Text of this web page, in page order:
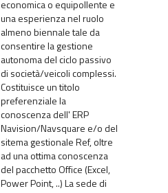
economica o equipollente e
una esperienza nel ruolo
almeno biennale tale da
consentire la gestione
autonoma del ciclo passivo
di società/veicoli complessi.
Costituisce un titolo
preferenziale la
conoscenza dell' ERP
Navision/Navsquare e/o del
sitema gestionale Ref, oltre
ad una ottima conoscenza
del pacchetto Office (Excel,
Power Point, ..) La sede di